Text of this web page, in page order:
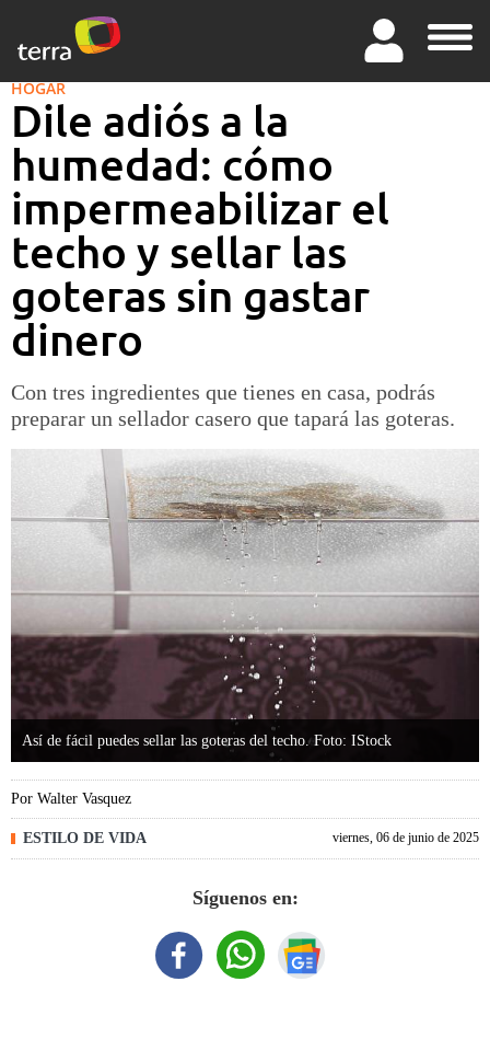
HOGAR
Dile adiós a la
humedad: cómo
impermeabilizar el
techo y sellar las
goteras sin gastar
dinero
Con tres ingredientes que tienes en casa, podrás
preparar un sellador casero que tapará las goteras.
Así de fácil puedes sellar las goteras del techo. Foto: IStock
ESTILO DE VIDA
Por Walter Vasquez
viernes, 06 de junio de 2025
Síguenos en: